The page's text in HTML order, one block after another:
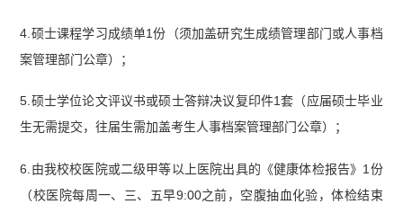
4.硕士课程学习成绩单1份（须加盖研究生成绩管理部门或人事档
案管理部门公章）；
5.硕士学位论文评议书或硕士答辩决议复印件1套（应届硕士毕业
生无需提交，往届生需加盖考生人事档案管理部门公章）；
6.由我校校医院或二级甲等以上医院出具的《健康体检报告》1份
（校医院每周一、三、五早9:00之前，空腹抽血化验，体检结束